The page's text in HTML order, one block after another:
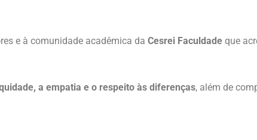
e à comunidade acadêmica da Cesrei Faculdade que
a empatia e o respeito às diferenças, além de